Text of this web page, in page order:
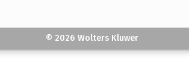
© 2026 Wolters Kluwer